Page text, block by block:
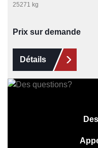
25271 kg
Prix sur demande
Détails